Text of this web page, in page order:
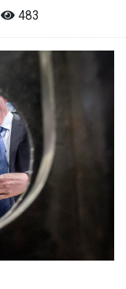
483